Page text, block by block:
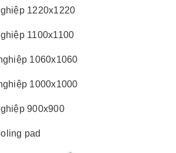
1220x1220
1100x1100
1060x1060
1000x1000
900x900
pad